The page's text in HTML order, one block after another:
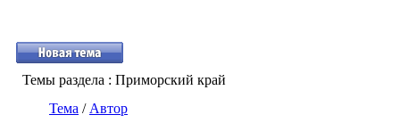
Темы раздела : Приморский край
Тема / Автор